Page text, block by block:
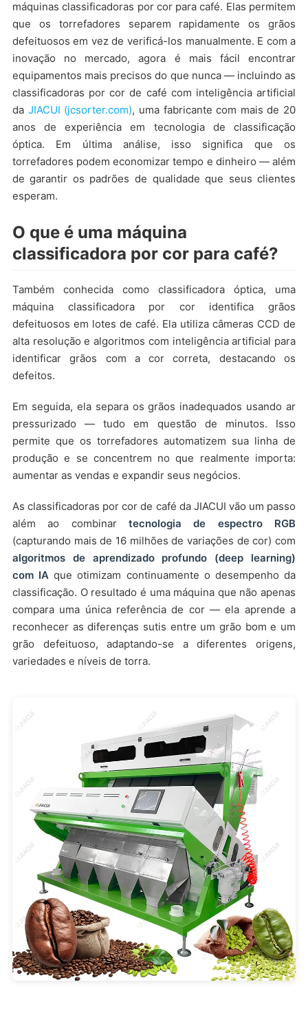
máquinas classificadoras por cor para café. Elas permitem
que os torrefadores separem rapidamente os grãos
defeituosos em vez de verificá-los manualmente. E com a
inovação no mercado, agora é mais fácil encontrar
equipamentos mais precisos do que nunca — incluindo as
classificadoras por cor de café com inteligência artificial
da JIACUI (jcsorter.com), uma fabricante com mais de 20
anos de experiência em tecnologia de classificação
óptica. Em última análise, isso significa que os
torrefadores podem economizar tempo e dinheiro — além
de garantir os padrões de qualidade que seus clientes
esperam.
O que é uma máquina
classificadora por cor para café?
Também conhecida como classificadora óptica, uma
máquina classificadora por cor identifica grãos
defeituosos em lotes de café. Ela utiliza câmeras CCD de
alta resolução e algoritmos com inteligência artificial para
identificar grãos com a cor correta, destacando os
defeitos.
Em seguida, ela separa os grãos inadequados usando ar
pressurizado — tudo em questão de minutos. Isso
permite que os torrefadores automatizem sua linha de
produção e se concentrem no que realmente importa:
aumentar as vendas e expandir seus negócios.
As classificadoras por cor de café da JIACUI vão um passo
além ao combinar tecnologia de espectro RGB
(capturando mais de 16 milhões de variações de cor) com
algoritmos de aprendizado profundo (deep learning)
com IA que otimizam continuamente o desempenho da
classificação. O resultado é uma máquina que não apenas
compara uma única referência de cor — ela aprende a
reconhecer as diferenças sutis entre um grão bom e um
grão defeituoso, adaptando-se a diferentes origens,
variedades e níveis de torra.